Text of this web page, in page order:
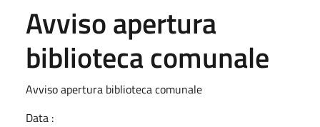
Avviso apertura
biblioteca comunale
Avviso apertura biblioteca comunale
Data :